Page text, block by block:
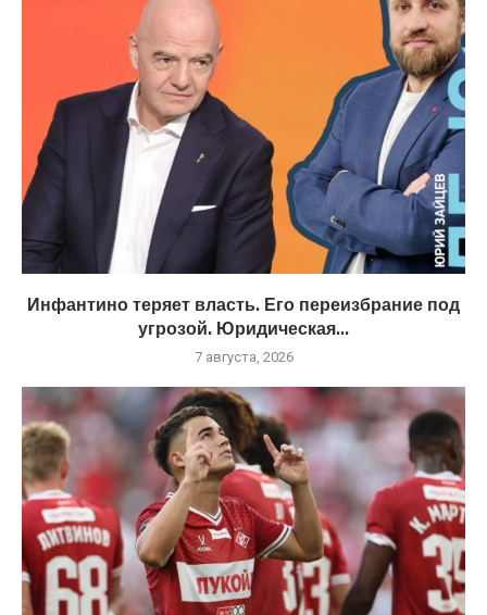
Инфантино теряет власть. Его переизбрание под
угрозой. Юридическая...
7 августа, 2026